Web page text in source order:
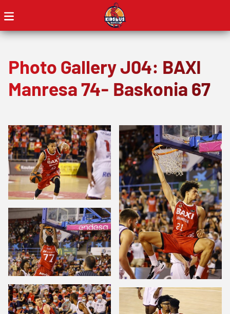
Photo Gallery J04: BAXI
Manresa 74- Baskonia 67